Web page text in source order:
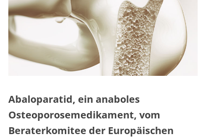
Abaloparatid, ein anaboles
Osteoporosemedikament, vom
Beraterkomitee der Europäischen